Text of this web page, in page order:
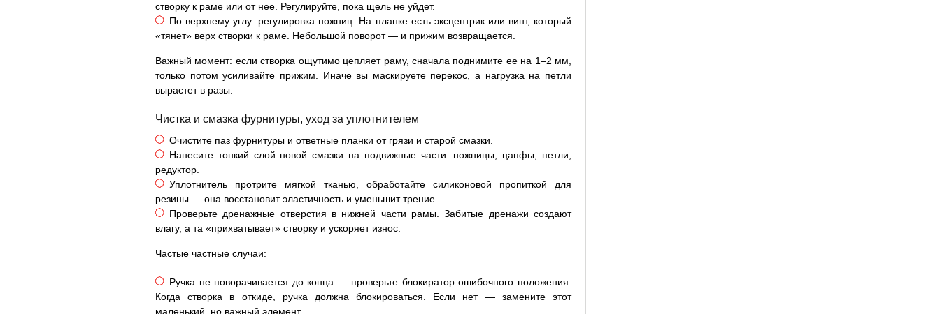
створку к раме или от нее. Регулируйте, пока щель не уйдет.
По верхнему углу: регулировка ножниц. На планке есть эксцентрик или винт, который
«тянет» верх створки к раме. Небольшой поворот — и прижим возвращается.
Важный момент: если створка ощутимо цепляет раму, сначала поднимите ее на 1–2 мм,
только потом усиливайте прижим. Иначе вы маскируете перекос, а нагрузка на петли
вырастет в разы.
Чистка и смазка фурнитуры, уход за уплотнителем
Очистите паз фурнитуры и ответные планки от грязи и старой смазки.
Нанесите тонкий слой новой смазки на подвижные части: ножницы, цапфы, петли,
редуктор.
Уплотнитель протрите мягкой тканью, обработайте силиконовой пропиткой для
резины — она восстановит эластичность и уменьшит трение.
Проверьте дренажные отверстия в нижней части рамы. Забитые дренажи создают
влагу, а та «прихватывает» створку и ускоряет износ.
Частые частные случаи:
Ручка не поворачивается до конца — проверьте блокиратор ошибочного положения.
Когда створка в откиде, ручка должна блокироваться. Если нет — замените этот
маленький, но важный элемент.